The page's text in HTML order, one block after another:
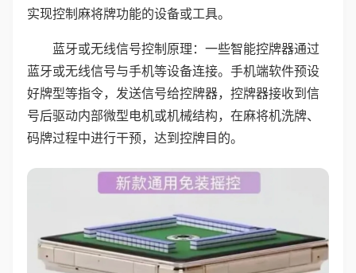
实现控制麻将牌功能的设备或工具。
蓝牙或无线信号控制原理：一些智能控牌器通过
蓝牙或无线信号与手机等设备连接。手机端软件预设
好牌型等指令，发送信号给控牌器，控牌器接收到信
号后驱动内部微型电机或机械结构，在麻将机洗牌、
码牌过程中进行干预，达到控牌目的。